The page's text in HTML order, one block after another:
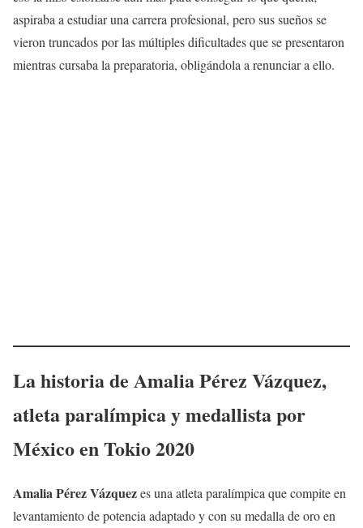
aspiraba a estudiar una carrera profesional, pero sus sueños se
vieron truncados por las múltiples dificultades que se presentaron
mientras cursaba la preparatoria, obligándola a renunciar a ello.
La historia de Amalia Pérez Vázquez,
atleta paralímpica y medallista por
México en Tokio 2020
Amalia Pérez Vázquezes una atleta paralímpica que compite en
levantamiento de potencia adaptado y con su medalla de oro en